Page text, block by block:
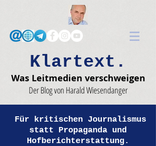
Klartext.
Was Leitmedien verschweigen
Der Blog von Harald Wiesendanger
Für kritischen Journalismus
statt Propaganda und
Hofberichterstattung.